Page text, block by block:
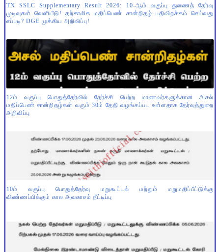
TN SSLC Supplementary Result 2026: 10-ஆம் வகுப்பு துணைத் தேர்வு
முடிவுகள் வெளியீடு! தற்காலிக மதிப்பெண் சான்றிதழ் பதிவிறக்கம் செய்வது
எப்படி? DGE முக்கிய அறிவிப்பு!
12ம் வகுப்பு பொதுத்தேர்வில் தேர்ச்சி பெற்ற மாணவர்களுக்கான அசல்
மதிப்பெண் சான்றிதழ்கள் வரும் 30ம் தேதி வழங்கப்பட உள்ளதாக தேர்வுத்துறை
அறிவிப்பு
10ம் வகுப்பு பொதுத்தேர்வு மறுகூட்டல் மற்றும் மறுமதிப்பீட்டுக்கு
விண்ணப்பிக்கும் கால அவகாசம் நீட்டிப்பு